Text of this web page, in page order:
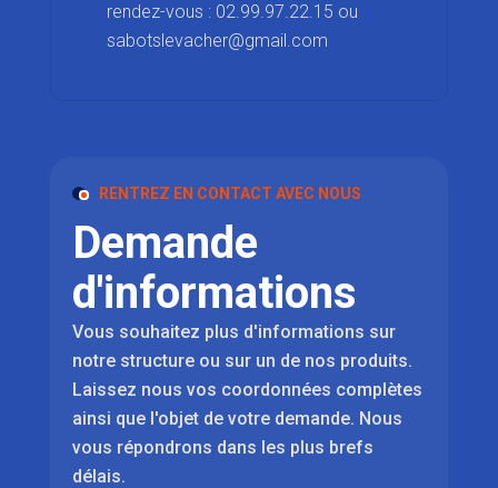
rendez-vous : 02.99.97.22.15 ou
sabotslevacher@gmail.com
RENTREZ EN CONTACT AVEC NOUS
Demande
d'informations
Vous souhaitez plus d'informations sur
notre structure ou sur un de nos produits.
Laissez nous vos coordonnées complètes
ainsi que l'objet de votre demande. Nous
vous répondrons dans les plus brefs
délais.